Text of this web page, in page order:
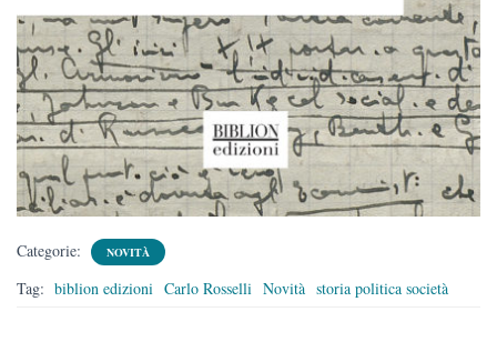
Categorie: NOVITÀ
Tag: biblion edizioni Carlo Rosselli Novità storia politica società